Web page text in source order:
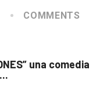
COMMENTS
una comedia